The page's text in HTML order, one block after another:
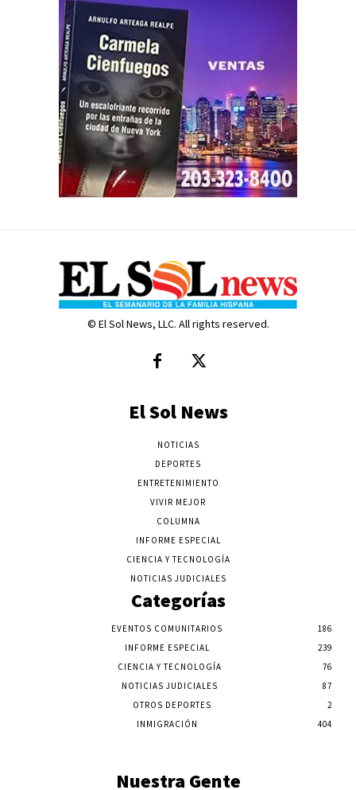
© El Sol News, LLC. All rights reserved.
El Sol News
NOTICIAS
DEPORTES
ENTRETENIMIENTO
VIVIR MEJOR
COLUMNA
INFORME ESPECIAL
CIENCIA Y TECNOLOGÍA
NOTICIAS JUDICIALES
Categorías
EVENTOS COMUNITARIOS
186
INFORME ESPECIAL
239
CIENCIA Y TECNOLOGÍA
76
NOTICIAS JUDICIALES
87
OTROS DEPORTES
2
INMIGRACIÓN
404
Nuestra Gente